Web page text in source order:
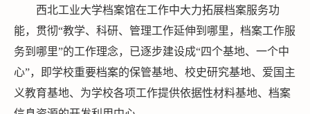
西北工业大学档案馆在工作中大力拓展档案服务功
能，贯彻“教学、科研、管理工作延伸到哪里，档案工作服
务到哪里”的工作理念，已逐步建设成“四个基地、一个中
心”，即学校重要档案的保管基地、校史研究基地、爱国主
义教育基地、为学校各项工作提供依据性材料基地、档案